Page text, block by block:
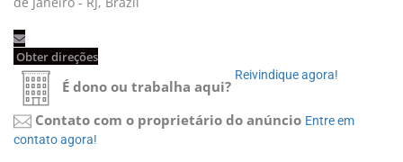
Obter direções
É dono ou trabalha aqui?
Reivindique agora!
Contato com o proprietário do anúncio Entre em
contato agora!